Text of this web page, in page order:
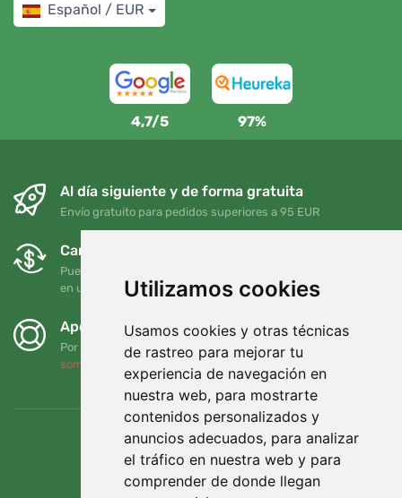
Utilizamos cookies
Usamos cookies y otras técnicas
de rastreo para mejorar tu
experiencia de navegación en
nuestra web, para mostrarte
contenidos personalizados y
anuncios adecuados, para analizar
el tráfico en nuestra web y para
comprender de donde llegan
Español / EUR
4,7/5 97%
Al día siguiente y de forma gratuita
Envío gratuito para pedidos superiores a 95 EUR
Cambios y devoluciones gratuitos
Puede devolver o cambiar su pedido en cualquier momento
en un plazo de 90 días
Apoyamos a Trees.org
Por cada pedido plantamos un árbol. Leer más
somos